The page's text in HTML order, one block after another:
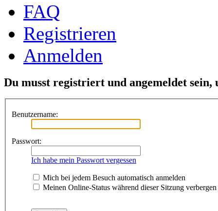
FAQ
Registrieren
Anmelden
Du musst registriert und angemeldet
Benutzername:
Passwort:
Ich habe mein Passwort vergessen
Mich bei jedem Besuch automatisch anmelden
Meinen Online-Status während dieser Sitzung verbergen